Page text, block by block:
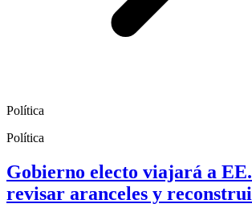
Política
Política
Gobierno electo viajará a
revisar aranceles y